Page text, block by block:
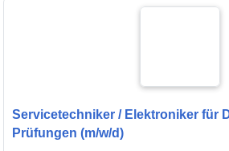
Servicetechniker / Elektroniker für
Prüfungen (m/w/d)